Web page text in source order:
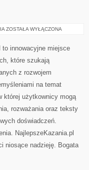
AKTUALNOŚCI
ZOSTAŁA WYŁĄCZONA
innowacyjne miejsce
które szukają
z rozwojem
na temat
której użytkownicy mogą
rozważania oraz teksty
doświadczeń.
NajlepszeKazania.pl
niosące nadzieję. Bogata